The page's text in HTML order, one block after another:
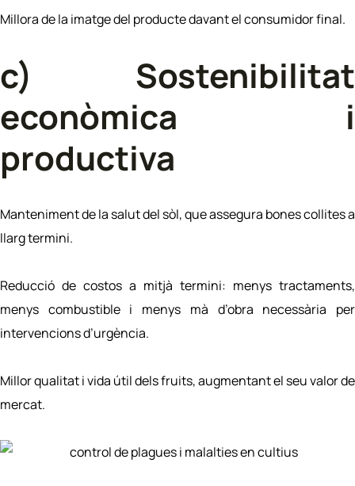
Millora de la imatge del producte davant el consumidor final.
c) Sostenibilitat
econòmica i
productiva
Manteniment de la salut del sòl, que assegura bones collites a
llarg termini.
Reducció de costos a mitjà termini: menys tractaments,
menys combustible i menys mà d’obra necessària per
intervencions d’urgència.
Millor qualitat i vida útil dels fruits, augmentant el seu valor de
mercat.